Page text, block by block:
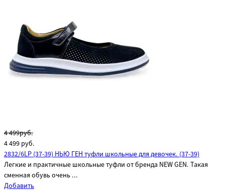
4 499руб.
4 499 руб.
2832/6LP (37-39) НЬЮ ГЕН туфли школьные для девочек. (37-39)
Легкие и практичные школьные туфли от бренда NEW GEN. Такая
сменная обувь очень ...
Добавить